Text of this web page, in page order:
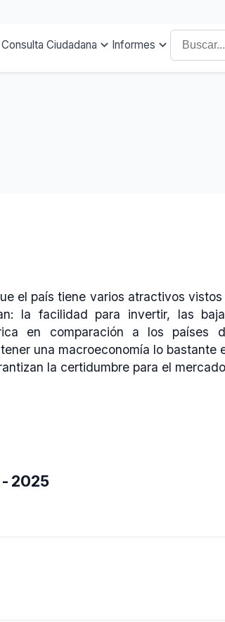
Consulta Ciudadana Informes
el país tiene varios atractivos
la facilidad para invertir, las
en comparación a los países
una macroeconomía lo bastante
la certidumbre para el
2025